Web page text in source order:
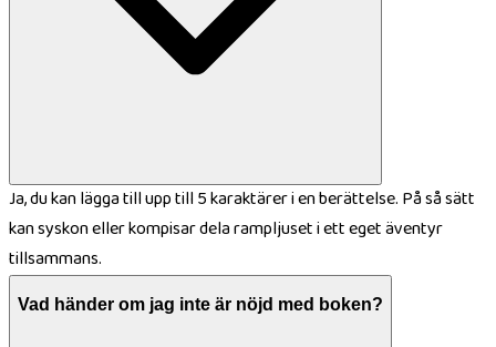
Ja, du kan lägga till upp till 5 karaktärer i en berättelse. På så sätt
kan syskon eller kompisar dela rampljuset i ett eget äventyr
tillsammans.
Vad händer om jag inte är nöjd med boken?